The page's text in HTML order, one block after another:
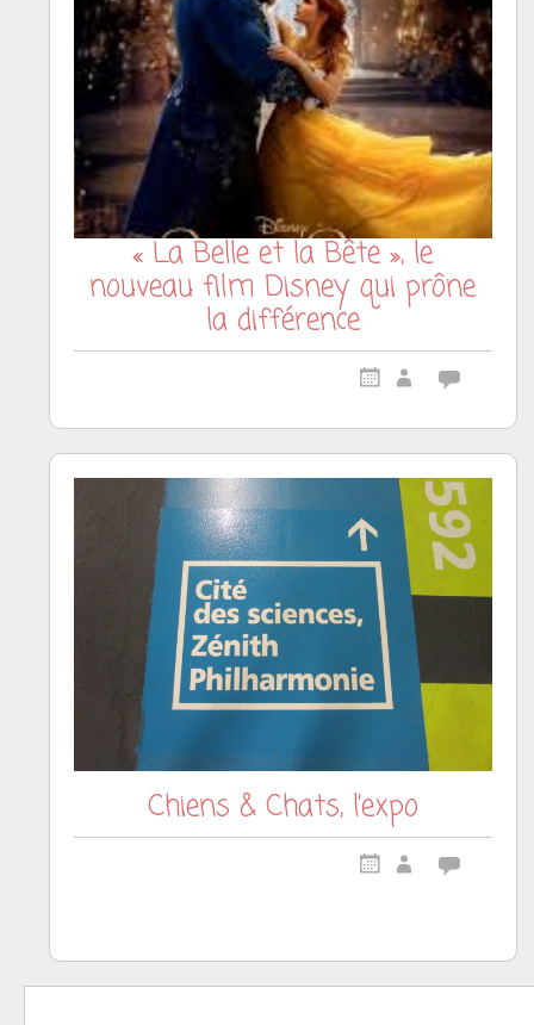
« La Belle et la Bête », le
nouveau film Disney qui prône
la différence
Chiens & Chats, l’expo